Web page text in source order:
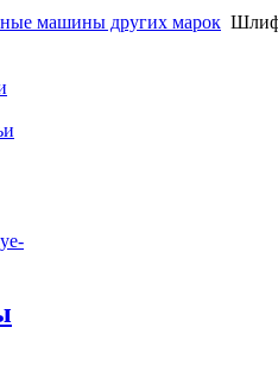
машины других марок